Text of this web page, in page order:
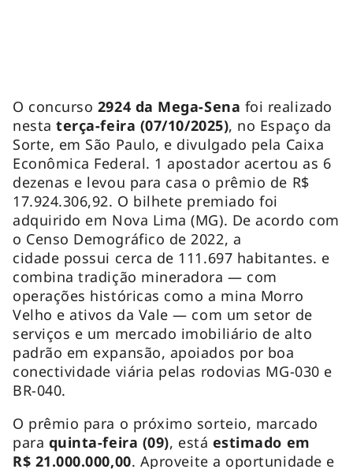
O concurso 2924 da Mega-Sena foi realizado
nestaterça-feira (07/10/2025), no Espaço da
Sorte, em São Paulo, e divulgado pela Caixa
Econômica Federal. 1 apostador acertou as 6
dezenas e levou para casa o prêmio de R$
17.924.306,92. O bilhete premiado foi
adquirido em Nova Lima (MG). De acordo com
o Censo Demográfico de 2022, a
cidade possui cerca de 111.697 habitantes. e
combina tradição mineradora — com
operações históricas como a mina Morro
Velho e ativos da Vale — com um setor de
serviços e um mercado imobiliário de alto
padrão em expansão, apoiados por boa
conectividade viária pelas rodovias MG-030 e
BR-040.
O prêmio para o próximo sorteio, marcado
para quinta-feira (09), está estimado em
R$ 21.000.000,00. Aproveite a oportunidade e